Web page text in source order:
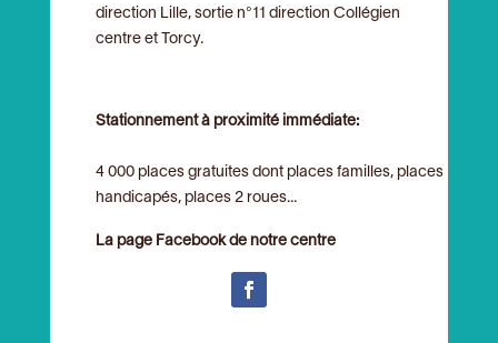
direction Lille, sortie n°11 direction Collégien
centre et Torcy.
Stationnement à proximité immédiate:
4 000 places gratuites dont places familles, places
handicapés, places 2 roues...
La page Facebook de notre centre